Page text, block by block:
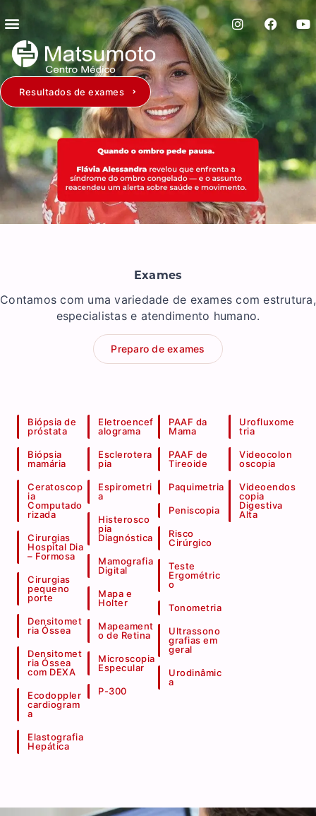
Resultados de exames
Exames
Contamos com uma variedade de exames com estrutura,
especialistas e atendimento humano.
Preparo de exames
Biópsia de
próstata
Biópsia
mamária
Ceratoscop
ia
Computado
rizada
Cirurgias
Hospital Dia
– Formosa
Cirurgias
pequeno
porte
Densitomet
ria Óssea
Densitomet
ria Óssea
com DEXA
Ecodoppler
cardiogram
a
Elastografia
Hepática
Eletroencef
alograma
Esclerotera
pia
Espirometri
a
Histerosco
pia
Diagnóstica
Mamografia
Digital
Mapa e
Holter
Mapeament
o de Retina
Microscopia
Especular
P-300
PAAF da
Mama
PAAF de
Tireoide
Paquimetria
Peniscopia
Risco
Cirúrgico
Teste
Ergométric
o
Tonometria
Ultrassono
grafias em
geral
Urodinâmic
a
Urofluxome
tria
Videocolon
oscopia
Videoendos
copia
Digestiva
Alta